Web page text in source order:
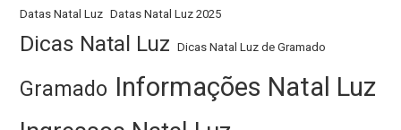
Datas Natal Luz Datas Natal Luz 2025
Dicas Natal Luz Dicas Natal Luz de Gramado
Gramado Informações Natal Luz